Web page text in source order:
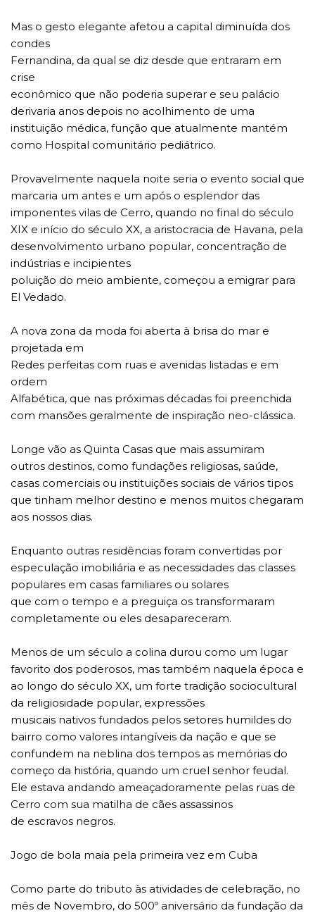
Mas o gesto elegante afetou a capital diminuída dos
condes
Fernandina, da qual se diz desde que entraram em
crise
econômico que não poderia superar e seu palácio
derivaria anos depois no acolhimento de uma
instituição médica, função que atualmente mantém
como Hospital comunitário pediátrico.
Provavelmente naquela noite seria o evento social que
marcaria um antes e um após o esplendor das
imponentes vilas de Cerro, quando no final do século
XIX e início do século XX, a aristocracia de Havana, pela
desenvolvimento urbano popular, concentração de
indústrias e incipientes
poluição do meio ambiente, começou a emigrar para
El Vedado.
A nova zona da moda foi aberta à brisa do mar e
projetada em
Redes perfeitas com ruas e avenidas listadas e em
ordem
Alfabética, que nas próximas décadas foi preenchida
com mansões geralmente de inspiração neo-clássica.
Longe vão as Quinta Casas que mais assumiram
outros destinos, como fundações religiosas, saúde,
casas comerciais ou instituições sociais de vários tipos
que tinham melhor destino e menos muitos chegaram
aos nossos dias.
Enquanto outras residências foram convertidas por
especulação imobiliária e as necessidades das classes
populares em casas familiares ou solares
que com o tempo e a preguiça os transformaram
completamente ou eles desapareceram.
Menos de um século a colina durou como um lugar
favorito dos poderosos, mas também naquela época e
ao longo do século XX, um forte tradição sociocultural
da religiosidade popular, expressões
musicais nativos fundados pelos setores humildes do
bairro como valores intangíveis da nação e que se
confundem na neblina dos tempos as memórias do
começo da história, quando um cruel senhor feudal.
Ele estava andando ameaçadoramente pelas ruas de
Cerro com sua matilha de cães assassinos
de escravos negros.
Jogo de bola maia pela primeira vez em Cuba
Como parte do tributo às atividades de celebração, no
mês de Novembro, do 500º aniversário da fundação da